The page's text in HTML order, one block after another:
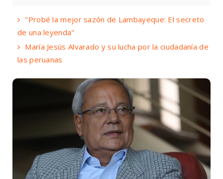
"Probé la mejor sazón de Lambayeque: El secreto
de una leyenda"
María Jesús Alvarado y su lucha por la ciudadanía de
las peruanas